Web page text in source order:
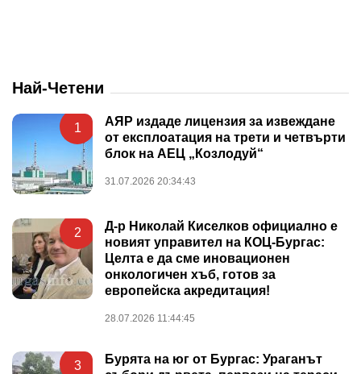
Най-Четени
1
АЯР издаде лицензия за извеждане
от експлоатация на трети и четвърти
блок на АЕЦ „Козлодуй“
31.07.2026 20:34:43
2
Д-р Николай Киселков официално е
новият управител на КОЦ-Бургас:
Целта е да сме иновационен
онкологичен хъб, готов за
европейска акредитация!
28.07.2026 11:44:45
3
Бурята на юг от Бургас: Ураганът